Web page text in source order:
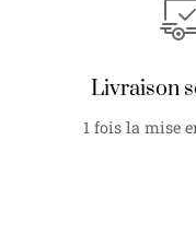
Livraison
1 fois la mise